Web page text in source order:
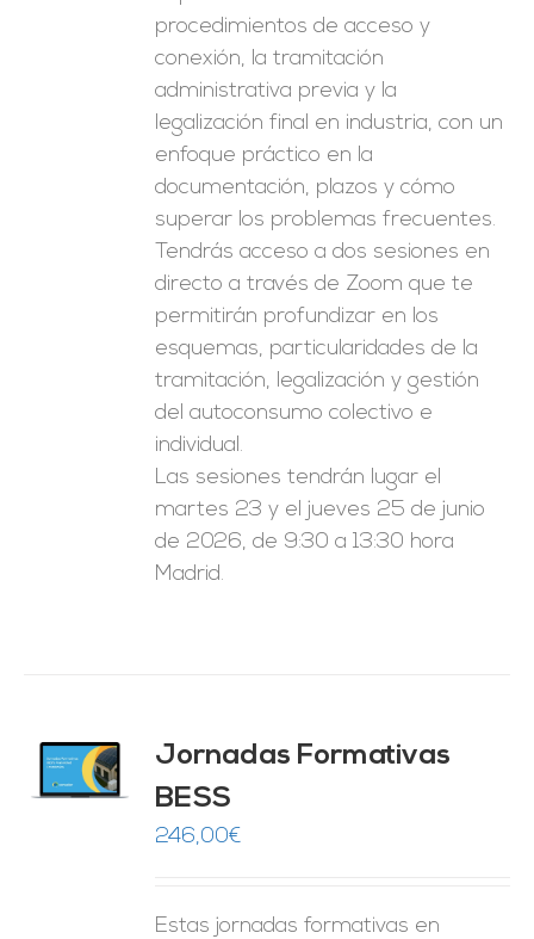
procedimientos de acceso y
conexión, la tramitación
administrativa previa y la
legalización final en industria, con un
enfoque práctico en la
documentación, plazos y cómo
superar los problemas frecuentes.
Tendrás acceso a dos sesiones en
directo a través de Zoom que te
permitirán profundizar en los
esquemas, particularidades de la
tramitación, legalización y gestión
del autoconsumo colectivo e
individual.
Las sesiones tendrán lugar el
martes 23 y el jueves 25 de junio
de 2026, de 9:30 a 13:30 hora
Madrid.
Jornadas Formativas
BESS
246,00€
Estas jornadas formativas en